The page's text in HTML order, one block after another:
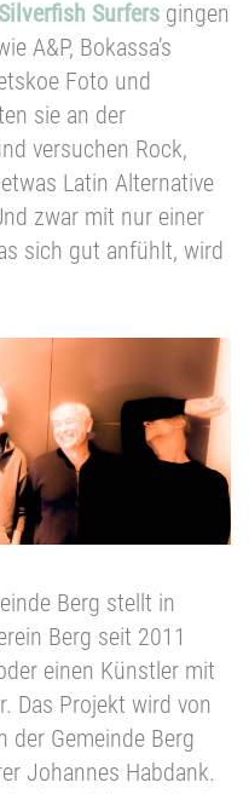
Silverfish Surfers gingen
A&P, Bokassa’s
Foto und
sie an der
versuchen Rock,
Latin Alternative
zwar mit nur einer
sich gut anfühlt, wird
Berg stellt in
Berg seit 2011
einen Künstler mit
Das Projekt wird von
der Gemeinde Berg
Johannes Habdank.